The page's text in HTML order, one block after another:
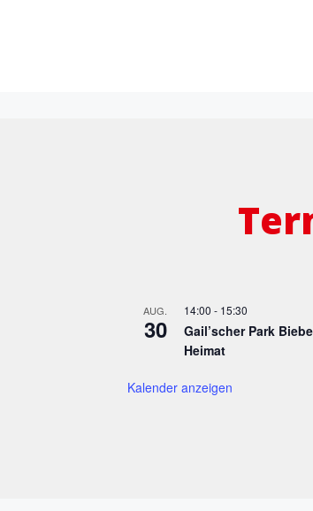
AUG.
30
14:00 - 15:30
Gail’scher Park
Heimat
Kalender anzeigen